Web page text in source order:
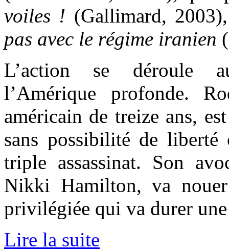
voiles ! (Gallimard,
pas avec le régime iranien
L’action se déroule
l’Amérique profonde.
américain de treize ans,
sans possibilité de
triple assassinat. Son
Nikki Hamilton, va
privilégiée qui va durer une
Lire la suite